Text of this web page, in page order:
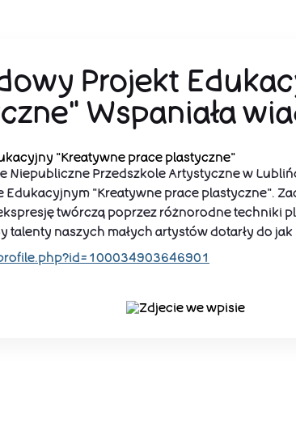
Projekt
Wspaniała
"Kreatywne prace plastyczne"
Niepubliczne Przedszkole Artystyczne w
"Kreatywne prace plastyczne".
twórczą poprzez różnorodne techniki
talenty naszych małych artystów dotarły do